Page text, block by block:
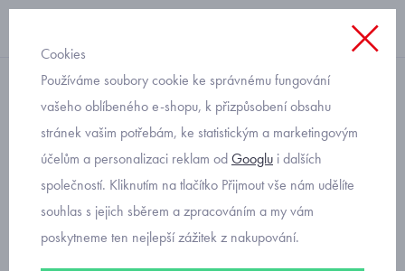
na zip
růžová dětská mikina
Mayoral 2485-34
Cookies
Používáme soubory cookie ke správnému fungování
vašeho oblíbeného e-shopu, k přizpůsobení obsahu
stránek vašim potřebám, ke statistickým a marketingovým
účelům a personalizaci reklam odGooglu i dalších
společností. Kliknutím na tlačítko Přijmout vše nám udělíte
souhlas s jejich sběrem a zpracováním a my vám
poskytneme ten nejlepší zážitek z nakupování.